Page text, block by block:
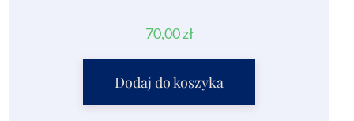
70,00zł
Dodaj do koszyka